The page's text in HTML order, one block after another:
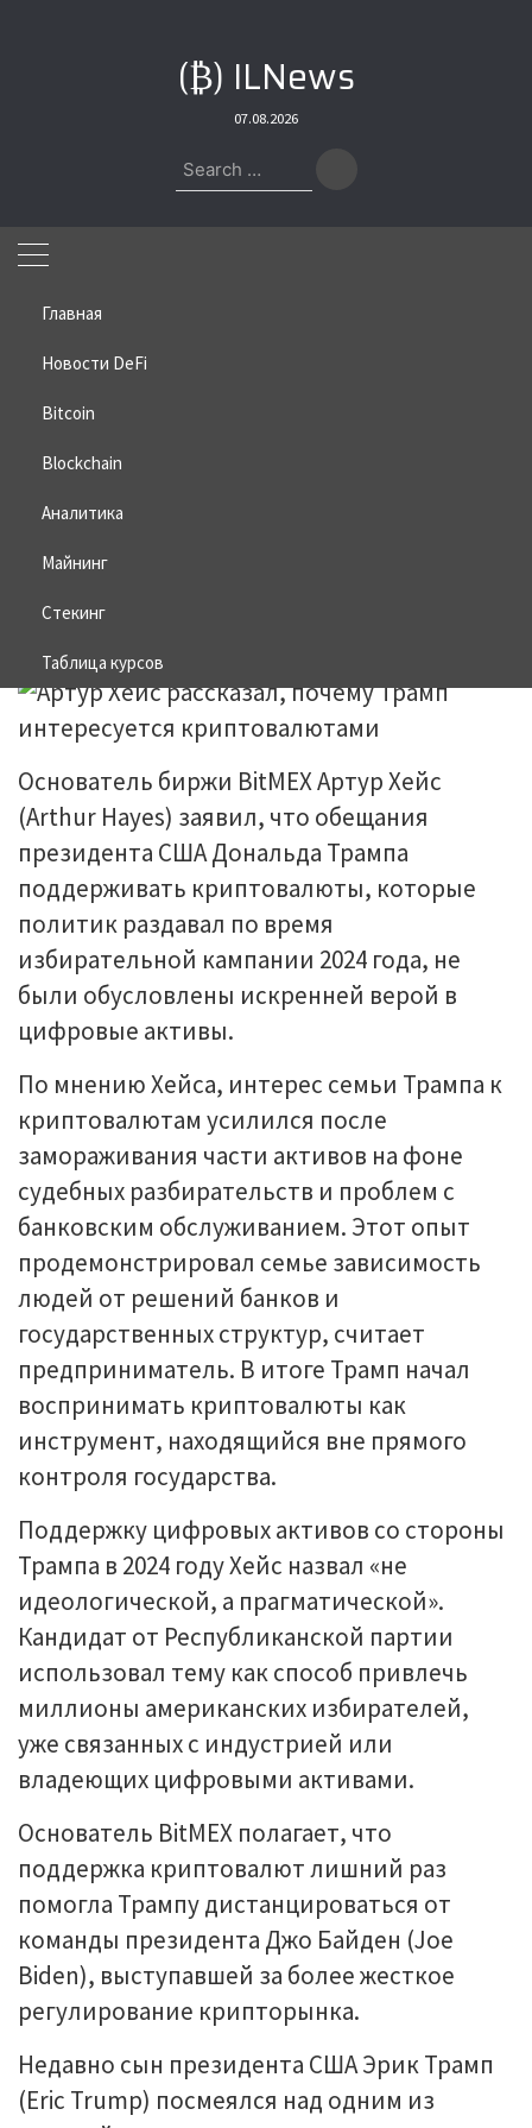
(₿) ILNews
07.08.2026
Search
for:
Главная
Новости DeFi
Bitcoin
Blockchain
Аналитика
Майнинг
Стекинг
Таблица курсов
Home»Bitcoin
Трамп интересуется
криптовалютами
11.05.2026
Основатель биржи BitMEX Артур Хейс
(Arthur Hayes) заявил, что обещания
президента США Дональда Трампа
поддерживать криптовалюты, которые
политик раздавал по время
избирательной кампании 2024 года, не
были обусловлены искренней верой в
цифровые активы.
По мнению Хейса, интерес семьи Трампа к
криптовалютам усилился после
замораживания части активов на фоне
судебных разбирательств и проблем с
банковским обслуживанием. Этот опыт
продемонстрировал семье зависимость
людей от решений банков и
государственных структур, считает
предприниматель. В итоге Трамп начал
воспринимать криптовалюты как
инструмент, находящийся вне прямого
контроля государства.
Поддержку цифровых активов со стороны
Трампа в 2024 году Хейс назвал «не
идеологической, а прагматической».
Кандидат от Республиканской партии
использовал тему как способ привлечь
миллионы американских избирателей,
уже связанных с индустрией или
владеющих цифровыми активами.
Основатель BitMEX полагает, что
поддержка криптовалют лишний раз
помогла Трампу дистанцироваться от
команды президента Джо Байден (Joe
Biden), выступавшей за более жесткое
регулирование крипторынка.
Недавно сын президента США Эрик Трамп
(Eric Trump) посмеялся над одним из